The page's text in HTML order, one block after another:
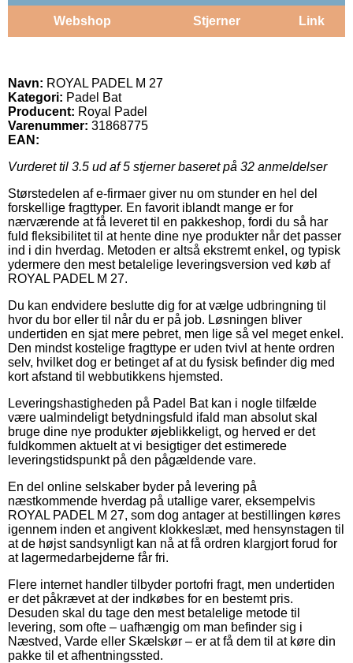
Webshop Stjerner Link
Navn: ROYAL PADEL M 27
Kategori: Padel Bat
Producent: Royal Padel
Varenummer: 31868775
EAN:
Vurderet til 3.5 ud af 5 stjerner baseret på 32 anmeldelser
Størstedelen af e-firmaer giver nu om stunder en hel del
forskellige fragttyper. En favorit iblandt mange er for
nærværende at få leveret til en pakkeshop, fordi du så har
fuld fleksibilitet til at hente dine nye produkter når det passer
ind i din hverdag. Metoden er altså ekstremt enkel, og typisk
ydermere den mest betalelige leveringsversion ved køb af
ROYAL PADEL M 27.
Du kan endvidere beslutte dig for at vælge udbringning til
hvor du bor eller til når du er på job. Løsningen bliver
undertiden en sjat mere pebret, men lige så vel meget enkel.
Den mindst kostelige fragttype er uden tvivl at hente ordren
selv, hvilket dog er betinget af at du fysisk befinder dig med
kort afstand til webbutikkens hjemsted.
Leveringshastigheden på Padel Bat kan i nogle tilfælde
være ualmindeligt betydningsfuld ifald man absolut skal
bruge dine nye produkter øjeblikkeligt, og herved er det
fuldkommen aktuelt at vi besigtiger det estimerede
leveringstidspunkt på den pågældende vare.
En del online selskaber byder på levering på
næstkommende hverdag på utallige varer, eksempelvis
ROYAL PADEL M 27, som dog antager at bestillingen køres
igennem inden et angivent klokkeslæt, med hensynstagen til
at de højst sandsynligt kan nå at få ordren klargjort forud for
at lagermedarbejderne får fri.
Flere internet handler tilbyder portofri fragt, men undertiden
er det påkrævet at der indkøbes for en bestemt pris.
Desuden skal du tage den mest betalelige metode til
levering, som ofte – uafhængig om man befinder sig i
Næstved, Varde eller Skælskør – er at få dem til at køre din
pakke til et afhentningssted.